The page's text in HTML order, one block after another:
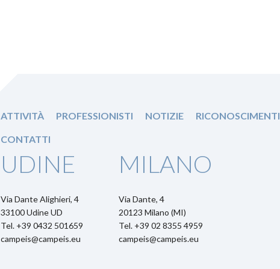
ATTIVITÀ PROFESSIONISTI NOTIZIE RICONOSCIMENTI
CONTATTI
UDINE
Via Dante Alighieri, 4
33100 Udine UD
Tel. +39 0432 501659
campeis@campeis.eu
MILANO
Via Dante, 4
20123 Milano (MI)
Tel. +39 02 8355 4959
campeis@campeis.eu